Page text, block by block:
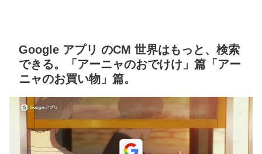
Google アプリ のCM 世界はもっと、検索
できる。「アーニャのおでけけ」篇「アー
ニャのお買い物」篇。